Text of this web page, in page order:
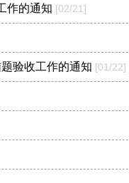
作的通知 [02/21]
验收工作的通知 [01/22]